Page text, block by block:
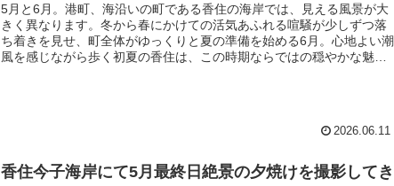
5月と6月。港町、海沿いの町である香住の海岸では、見える風景が大
きく異なります。冬から春にかけての活気あふれる喧騒が少しずつ落
ち着きを見せ、町全体がゆっくりと夏の準備を始める6月。心地よい潮
風を感じながら歩く初夏の香住は、この時期ならではの穏やかな魅力
2026.06.11
香住今子海岸にて5月最終日絶景の夕焼けを撮影してき